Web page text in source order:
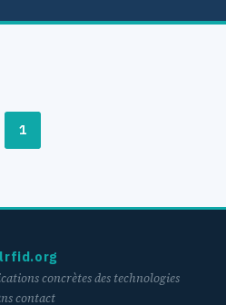
1
concrètes des technologies
contact